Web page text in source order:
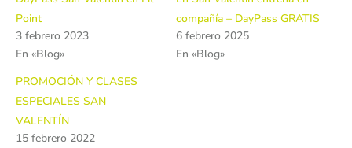
Point
3 febrero 2023
En «Blog»
compañía – DayPass GRATIS
6 febrero 2025
En «Blog»
PROMOCIÓN Y CLASES
ESPECIALES SAN
VALENTÍN
15 febrero 2022